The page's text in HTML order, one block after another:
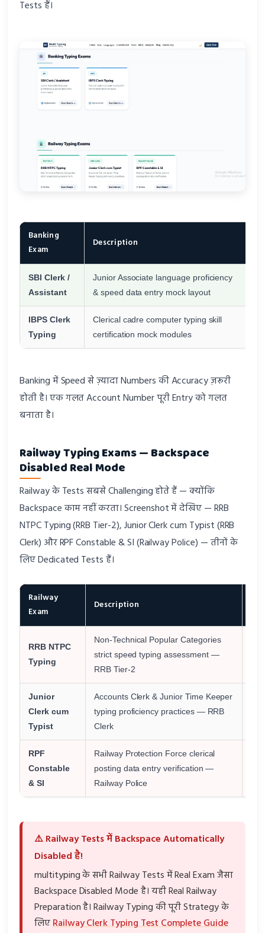
Tests हैं।
Banking
Exam
Description
SBI Clerk /
Assistant
Junior Associate language proficiency
& speed data entry mock layout
IBPS Clerk
Typing
Clerical cadre computer typing skill
certification mock modules
Banking में Speed से ज़्यादा Numbers की Accuracy ज़रूरी
होती है। एक गलत Account Number पूरी Entry को गलत
बनाता है।
Railway Typing Exams — Backspace
Disabled Real Mode
Railway के Tests सबसे Challenging होते हैं — क्योंकि
Backspace काम नहीं करता। Screenshot में देखिए — RRB
NTPC Typing (RRB Tier-2), Junior Clerk cum Typist (RRB
Clerk) और RPF Constable & SI (Railway Police) — तीनों के
लिए Dedicated Tests हैं।
Railway
Exam
Description
RRB NTPC
Typing
Non-Technical Popular Categories
strict speed typing assessment —
RRB Tier-2
Junior
Clerk cum
Typist
Accounts Clerk & Junior Time Keeper
typing proficiency practices — RRB
Clerk
RPF
Constable
& SI
Railway Protection Force clerical
posting data entry verification —
Railway Police
⚠️ Railway Tests में Backspace Automatically
Disabled है!
multityping के सभी Railway Tests में Real Exam जैसा
Backspace Disabled Mode है। यही Real Railway
Preparation है। Railway Typing की पूरी Strategy के
लिएRailway Clerk Typing Test Complete Guide